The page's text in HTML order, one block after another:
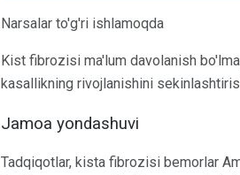
Narsalar to'g'ri ishlamoqda
Kist fibrozisi ma'lum davolanish
kasallikning rivojlanishini
Jamoa yondashuvi
Tadqiqotlar, kista fibrozisi bemorlar